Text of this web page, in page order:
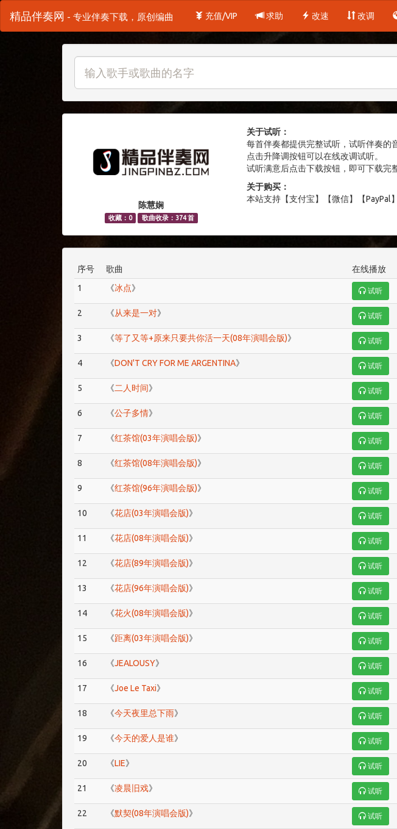
精品伴奏网 - 专业伴奏下载，原创编曲 充值/VIP 求助 改速 改调
陈慧娴
收藏：0 歌曲收录：374 首
关于试听：
每首伴奏都提供完整试听，试听伴奏的
点击升降调按钮可以在线改调试听。
试听满意后点击下载按钮，即可下载完
关于购买：
本站支持【支付宝】【微信】【PayPal
序号 歌曲 在线播放
1
《冰点》 试听
2 《从来是一对》 试听
3 《等了又等+原来只要共你活一天(08年演唱会版)》 试听
4 《DON'T CRY FOR ME ARGENTINA》 试听
5 《二人时间》 试听
6 《公子多情》 试听
7 《红茶馆(03年演唱会版)》 试听
8 《红茶馆(08年演唱会版)》 试听
9 《红茶馆(96年演唱会版)》 试听
10 《花店(03年演唱会版)》 试听
11 《花店(08年演唱会版)》 试听
12 《花店(89年演唱会版)》 试听
13 《花店(96年演唱会版)》 试听
14 《花火(08年演唱会版)》 试听
15 《距离(03年演唱会版)》 试听
16 《JEALOUSY》 试听
17 《Joe Le Taxi》 试听
18 《今天夜里总下雨》 试听
19 《今天的爱人是谁》 试听
20 《LIE》 试听
21 《凌晨旧戏》 试听
22 《默契(08年演唱会版)》 试听